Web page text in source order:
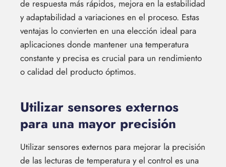
de respuesta más rápidos, mejora en la estabilidad
y adaptabilidad a variaciones en el proceso. Estas
ventajas lo convierten en una elección ideal para
aplicaciones donde mantener una temperatura
constante y precisa es crucial para un rendimiento
o calidad del producto óptimos.
Utilizar sensores externos
para una mayor precisión
Utilizar sensores externos para mejorar la precisión
de las lecturas de temperatura y el control es una